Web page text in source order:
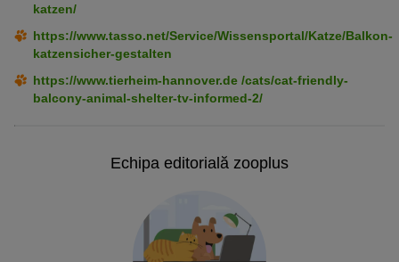
katzen/
https://www.tasso.net/Service/Wissensportal/Katze/Balkon-
katzensicher-gestalten
https://www.tierheim-hannover.de /cats/cat-friendly-
balcony-animal-shelter-tv-informed-2/
Echipa editorială zooplus